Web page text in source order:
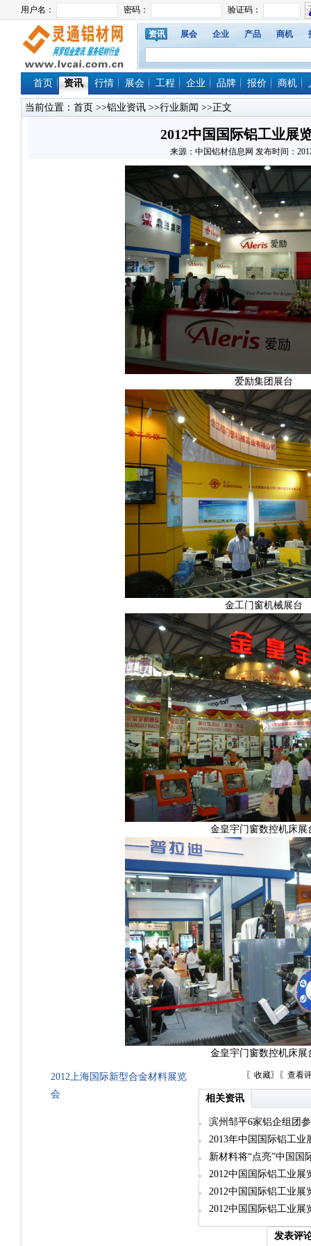
资讯 展会 企业 产品 商机
首页 资讯 行情 展会 工程 企业 品牌 报价 商机
当前位置： 首页 >>铝业资讯 >>行业新闻 >>正文
2012中国国际铝工业展
来源：中国铝材信息网 发布时间：
爱励集团展台
金工门窗机械展台
金皇宇门窗数控机床展
金皇宇门窗数控机床展
2012上海国际新型合金材料展览
会
〖 收藏〗〖 查看
相关资讯
滨州邹平6家铝企组团
2013年中国国际铝工业
新材料将“点亮”中国国
2012中国国际铝工业展
2012中国国际铝工业展
2012中国国际铝工业展
发表评